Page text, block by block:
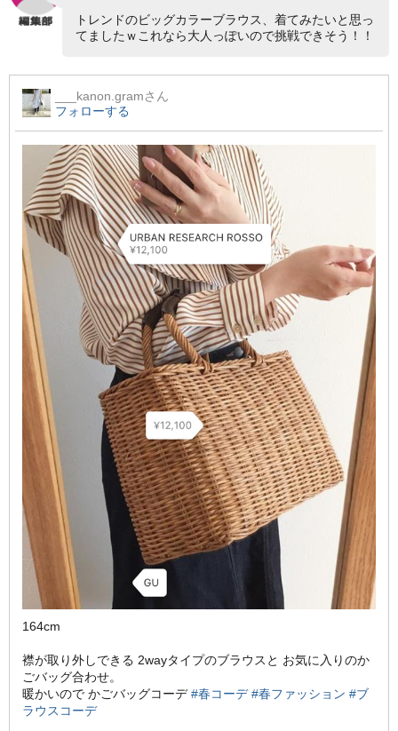
トレンドのビッグカラーブラウス、着てみたいと思っ
てましたｗこれなら大人っぽいので挑戦できそう！！
___kanon.gramさん
フォローする
164cm
襟が取り外しできる 2wayタイプのブラウスと お気に入りのか
ごバッグ合わせ。
暖かいので かごバッグコーデ#春コーデ #春ファッション #ブ
ラウスコーデ